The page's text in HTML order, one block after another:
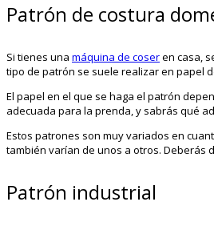
Patrón de costura
Si tienes una máquina de coseren casa,
tipo de patrón se suele realizar en papel
El papel en el que se haga el patrón
adecuada para la prenda, y sabrás qué
Estos patrones son muy variados en
también varían de unos a otros. Deberás
Patrón industrial